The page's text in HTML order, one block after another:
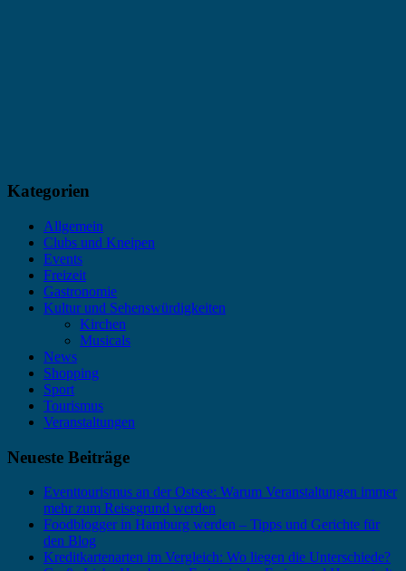
Kategorien
Allgemein
Clubs und Kneipen
Events
Freizeit
Gastronomie
Kultur und Sehenswürdigkeiten
Kirchen
Musicals
News
Shopping
Sport
Tourismus
Veranstaltungen
Neueste Beiträge
Eventtourismus an der Ostsee: Warum Veranstaltungen immer
mehr zum Reisegrund werden
Foodblogger in Hamburg werden – Tipps und Gerichte für
den Blog
Kreditkartenarten im Vergleich: Wo liegen die Unterschiede?